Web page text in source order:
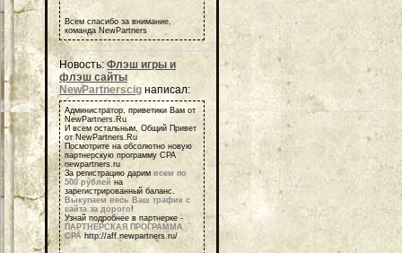
Всем спасибо за внимание,
команда NewPartners
Новость:Флэш игры и
флэш сайты
NewPartnerscigнаписал:
Администратор, приветики Вам от
NewPartners.Ru
И всем остальным, Общий Привет
от NewPartners.Ru
Посмотрите на обсолютно новую
партнерскую программу СРА
newpartners.ru
За регистрацию дарим всем по
500 рублей на
зарегистрированный баланс.
Выкупаем весь Ваш трафик с
сайта за дорого!
Узнай подробнее в партнерке -
ПАРТНЕРСКАЯ ПРОГРАММА
СРА http://aff.newpartners.ru/